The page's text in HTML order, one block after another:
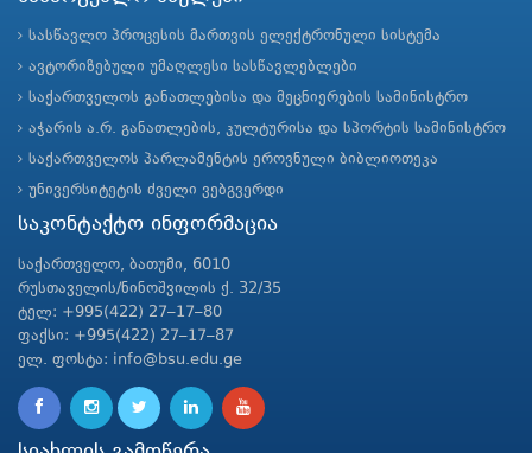
სასწავლო პროცესის მართვის ელექტრონული სისტემა
ავტორიზებული უმაღლესი სასწავლებლები
საქართველოს განათლებისა და მეცნიერების სამინისტრო
აჭარის ა.რ. განათლების, კულტურისა და სპორტის სამინისტრო
საქართველოს პარლამენტის ეროვნული ბიბლიოთეკა
უნივერსიტეტის ძველი ვებგვერდი
საკონტაქტო ინფორმაცია
საქართველო, ბათუმი, 6010
რუსთაველის/ნინოშვილის ქ. 32/35
ტელ: +995(422) 27–17–80
ფაქსი: +995(422) 27–17–87
ელ. ფოსტა: info@bsu.edu.ge